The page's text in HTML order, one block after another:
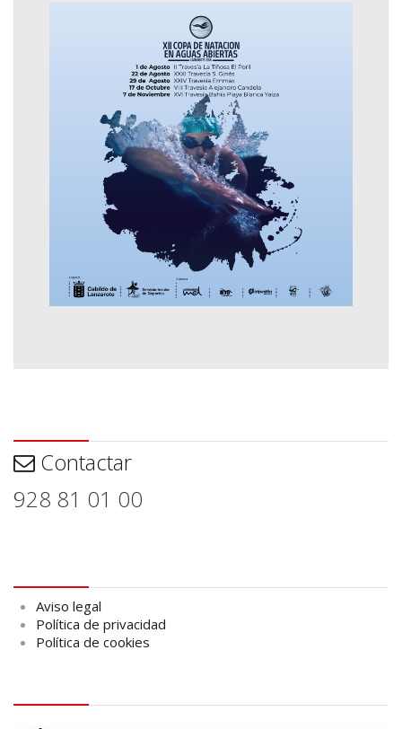
Contactar
928 81 01 00
Aviso legal
Política de privacidad
Política de cookies